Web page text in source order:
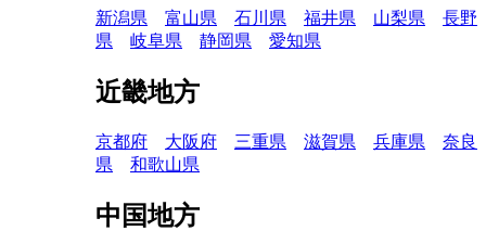
新潟県 富山県 石川県 福井県 山梨県
長野
県
岐阜県 静岡県 愛知県
近畿地方
京都府 大阪府 三重県 滋賀県 兵庫県
奈良
県
和歌山県
中国地方